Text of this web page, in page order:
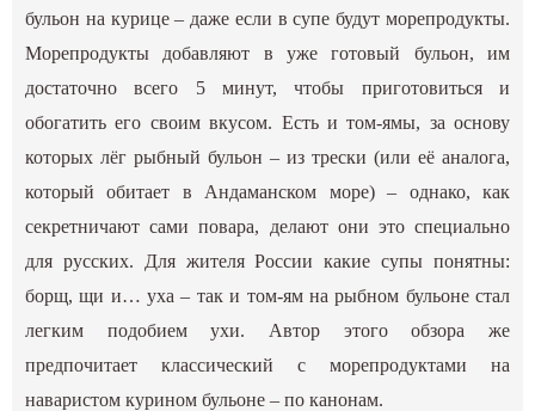
бульон на курице – даже если в супе будут морепродукты.
Морепродукты добавляют в уже готовый бульон, им
достаточно всего 5 минут, чтобы приготовиться и
обогатить его своим вкусом. Есть и том-ямы, за основу
которых лёг рыбный бульон – из трески (или её аналога,
который обитает в Андаманском море) – однако, как
секретничают сами повара, делают они это специально
для русских. Для жителя России какие супы понятны:
борщ, щи и… уха – так и том-ям на рыбном бульоне стал
легким подобием ухи. Автор этого обзора же
предпочитает классический с морепродуктами на
наваристом курином бульоне – по канонам.